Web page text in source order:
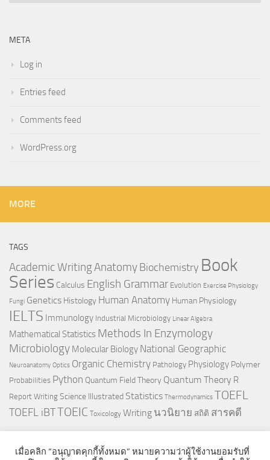
META
Log in
Entries feed
Comments feed
WordPress.org
MORE
TAGS
Academic WritingAnatomy Biochemistry Book
Series Calculus English Grammar Evolution Exercise Physiology
Fungi Genetics Histology Human Anatomy Human Physiology
IELTS Immunology Industrial Microbiology Linear Algebra
Mathematical Statistics Methods In Enzymology
Microbiology Molecular Biology National Geographic
Neuroanatomy Optics Organic Chemistry Pathology Physiology Polymer
Probabilities Python Quantum Field Theory Quantum Theory R
Report Writing Science Illustrated Statistics Thermodynamics TOEFL
TOEFL iBTTOEIC Toxicology Writing นวนิยาย สถิติ สารคดี
เมื่อคลิก “อนุญาตคุกกี้ทั้งหมด” หมายความว่าผู้ใช้งานยอมรับที่